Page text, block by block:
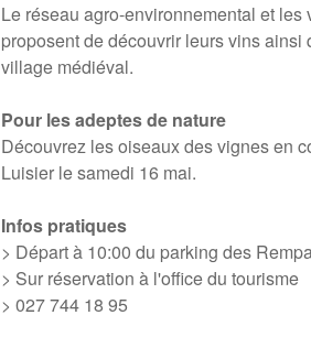
Le réseau agro-environnemental et
proposent de découvrir leurs vins ainsi
village médiéval.
Pour les adeptes de nature
Découvrez les oiseaux des vignes en
Luisier le samedi 16 mai.
Infos pratiques
> Départ à 10:00 du parking des
> Sur réservation à l'office du tourisme
> 027 744 18 95